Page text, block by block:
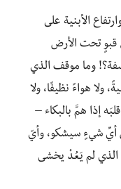
الأبنية على
قبوٍ تحت الأرض
وما موقف الذي
ولا هواءً نظيفًا، ولا
إذا همَّ بالبكاء –
أيِّ شيءٍ سيشكو، وأيّ
الذي لم يَعُدْ يخشى